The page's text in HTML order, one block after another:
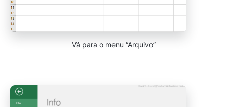
Vá para o menu “Arquivo”